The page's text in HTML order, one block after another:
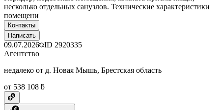
несколько отдельных санузлов. Технические характеристики
помещени
Контакты
Написать
09.07.2026 ID 2920335
Агентство
недалеко от д. Новая Мышь, Брестская область
от 538 108 ƃ